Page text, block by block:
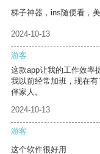
梯子神器，ins随便看，美
2024-10-13
游客
这款app让我的工作效率
我以前经常加班，现在
伴家人。
2024-10-13
游客
这个软件很好用